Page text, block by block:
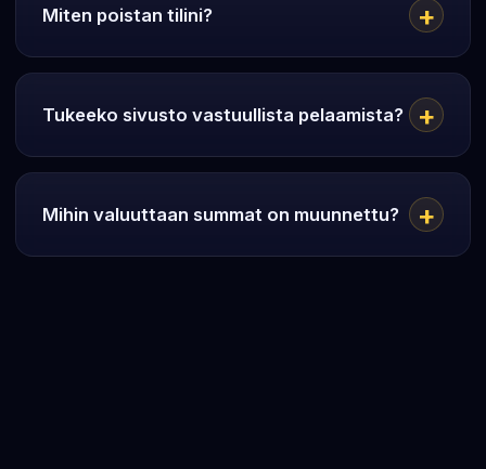
Miten poistan tilini?
Tukeeko sivusto vastuullista pelaamista?
Mihin valuuttaan summat on muunnettu?